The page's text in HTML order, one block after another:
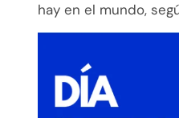
hay en el mundo,